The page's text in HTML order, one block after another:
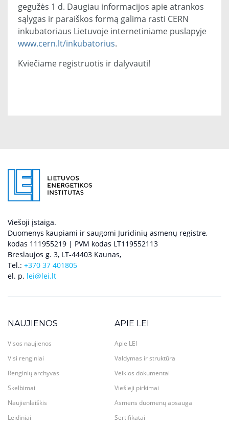
gegužės 1 d. Daugiau informacijos apie atrankos
sąlygas ir paraiškos formą galima rasti CERN
inkubatoriaus Lietuvoje internetiniame puslapyje
www.cern.lt/inkubatorius.
Kviečiame registruotis ir dalyvauti!
Viešoji įstaiga.
Duomenys kaupiami ir saugomi Juridinių asmenų registre,
kodas 111955219 | PVM kodas LT119552113
Breslaujos g. 3, LT-44403 Kaunas,
Tel.: +370 37 401805
el. p. lei@lei.lt
NAUJIENOS
Visos naujienos
Visi renginiai
Renginių archyvas
Skelbimai
Naujienlaiškis
Leidiniai
APIE LEI
Apie LEI
Valdymas ir struktūra
Veiklos dokumentai
Viešieji pirkimai
Asmens duomenų apsauga
Sertifikatai